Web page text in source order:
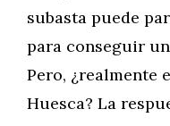
subasta puede
para conseguir
Pero, ¿realmente
Huesca? La